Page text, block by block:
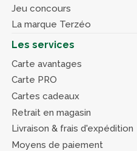
Jeu concours
La marque Terzéo
Les services
Carte avantages
Carte PRO
Cartes cadeaux
Retrait en magasin
Livraison & frais d'expédition
Moyens de paiement